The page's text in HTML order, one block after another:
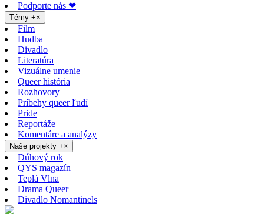
Podporte nás ❤
Témy +×
Film
Hudba
Divadlo
Literatúra
Vizuálne umenie
Queer história
Rozhovory
Príbehy queer ľudí
Pride
Reportáže
Komentáre a analýzy
Naše projekty +×
Dúhový rok
QYS magazín
Teplá Vlna
Drama Queer
Divadlo Nomantinels